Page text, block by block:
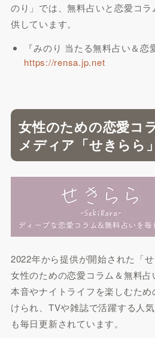
のり」では、無料占いと恋愛コ
供しています。
『みのり 当たる無料占い＆恋
https://rensa.jp.net
女性のための恋愛コ
メディア「せきらら
2022年から提供が開始された「
女性のための恋愛コラム＆無料
本音やナイトライフを楽しむた
けられ、TVや雑誌で活躍する人
も毎日更新されています。